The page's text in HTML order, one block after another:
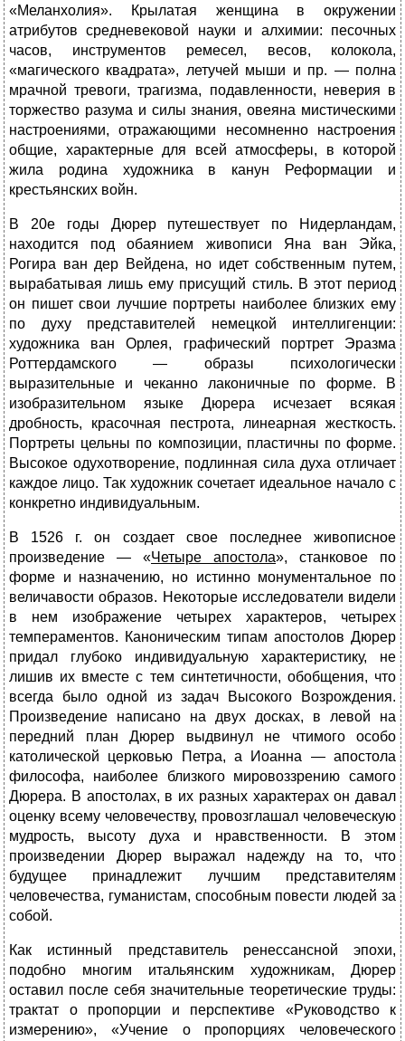
«Меланхолия». Крылатая женщина в окружении
атрибутов средневековой науки и алхимии: песочных
часов, инструментов ремесел, весов, колокола,
«магического квадрата», летучей мыши и пр. — полна
мрачной тревоги, трагизма, подавленности, неверия в
торжество разума и силы знания, овеяна мистическими
настроениями, отражающими несомненно настроения
общие, характерные для всей атмосферы, в которой
жила родина художника в канун Реформации и
крестьянских войн.
В 20е годы Дюрер путешествует по Нидерландам,
находится под обаянием живописи Яна ван Эйка,
Рогира ван дер Вейдена, но идет собственным путем,
вырабатывая лишь ему присущий стиль. В этот период
он пишет свои лучшие портреты наиболее близких ему
по духу представителей немецкой интеллигенции:
художника ван Орлея, графический портрет Эразма
Роттердамского — образы психологически
выразительные и чеканно лаконичные по форме. В
изобразительном языке Дюрера исчезает всякая
дробность, красочная пестрота, линеарная жесткость.
Портреты цельны по композиции, пластичны по форме.
Высокое одухотворение, подлинная сила духа отличает
каждое лицо. Так художник сочетает идеальное начало с
конкретно индивидуальным.
В 1526 г. он создает свое последнее живописное
произведение — «Четыре апостола», станковое по
форме и назначению, но истинно монументальное по
величавости образов. Некоторые исследователи видели
в нем изображение четырех характеров, четырех
темпера­ментов. Каноническим типам апостолов Дюрер
придал глубоко индивидуальную характеристику, не
лишив их вместе с тем синтетичности, обобщения, что
всегда было одной из задач Высокого Возрождения.
Произведение написано на двух досках, в левой на
передний план Дюрер выдвинул не чтимого особо
католической церковью Петра, а Иоанна — апостола
философа, наиболее близ­кого мировоззрению самого
Дюрера. В апостолах, в их разных характерах он давал
оценку всему человечеству, провозглашал человеческую
мудрость, высоту духа и нравственности. В этом
произведении Дюрер выражал надежду на то, что
будущее принадлежит лучшим представителям
человечества, гуманистам, способным повести людей за
собой.
Как истинный представитель ренессансной эпохи,
подобно многим итальянским художникам, Дюрер
оставил после себя значительные теоретические труды:
трактат о пропорции и перспек­тиве «Руководство к
измерению», «Учение о пропорциях челове­ческого